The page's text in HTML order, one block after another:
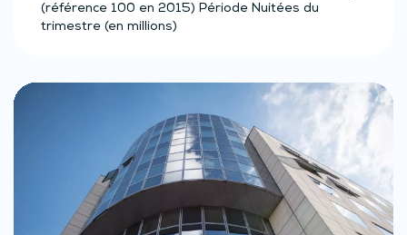
(référence 100 en 2015) Période Nuitées du
trimestre (en millions)